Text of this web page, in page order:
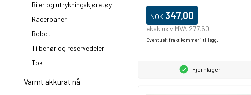
Biler og utrykningskjøretøy
Racerbaner
Robot
Tilbehør og reservedeler
Tok
Varmt akkurat nå
NOK 347,00
eksklusiv MVA 277,60
Eventuelt frakt kommer i tillegg.
Fjernlager